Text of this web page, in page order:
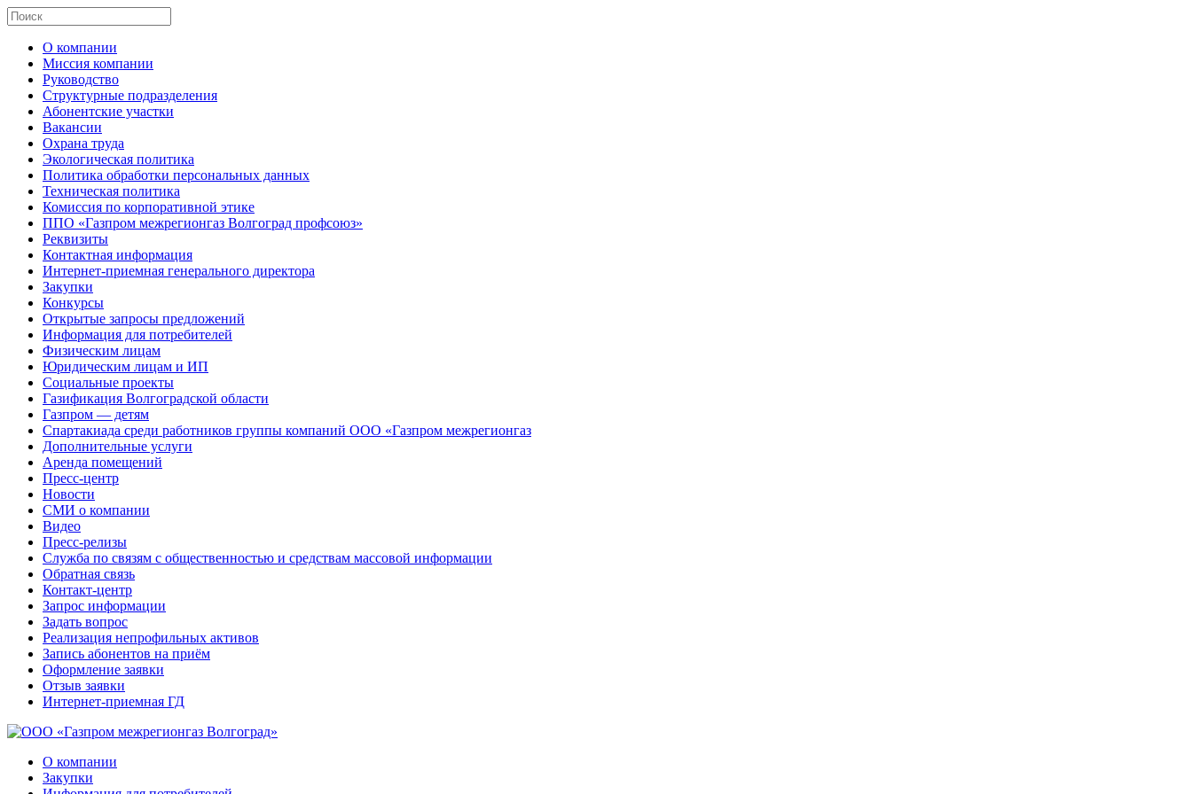
О компании
Миссия компании
Руководство
Структурные подразделения
Абонентские участки
Вакансии
Охрана труда
Экологическая политика
Политика обработки персональных данных
Техническая политика
Комиссия по корпоративной этике
ППО «Газпром межрегионгаз Волгоград профсоюз»
Реквизиты
Контактная информация
Интернет-приемная генерального директора
Закупки
Конкурсы
Открытые запросы предложений
Информация для потребителей
Физическим лицам
Юридическим лицам и ИП
Социальные проекты
Газификация Волгоградской области
Газпром — детям
Спартакиада среди работников группы компаний ООО «Газпром межрегионгаз
Дополнительные услуги
Аренда помещений
Пресс-центр
Новости
СМИ о компании
Видео
Пресс-релизы
Служба по связям с общественностью и средствам массовой информации
Обратная связь
Контакт-центр
Запрос информации
Задать вопрос
Реализация непрофильных активов
Запись абонентов на приём
Оформление заявки
Отзыв заявки
Интернет-приемная ГД
О компании
Закупки